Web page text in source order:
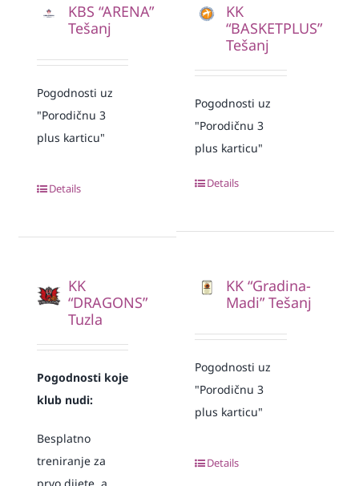
KBS “ARENA”
Tešanj
Pogodnosti uz
"Porodičnu 3
plus karticu"
Details
KK
“BASKETPLUS”
Tešanj
Pogodnosti uz
"Porodičnu 3
plus karticu"
Details
KK
“DRAGONS”
Tuzla
Pogodnosti koje
klub nudi:
Besplatno
treniranje za
prvo dijete, a
KK “Gradina-
Madi” Tešanj
Pogodnosti uz
"Porodičnu 3
plus karticu"
Details